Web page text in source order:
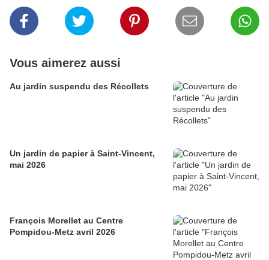
Vous aimerez aussi
Au jardin suspendu des Récollets
Un jardin de papier à Saint-Vincent,
mai 2026
François Morellet au Centre
Pompidou-Metz avril 2026